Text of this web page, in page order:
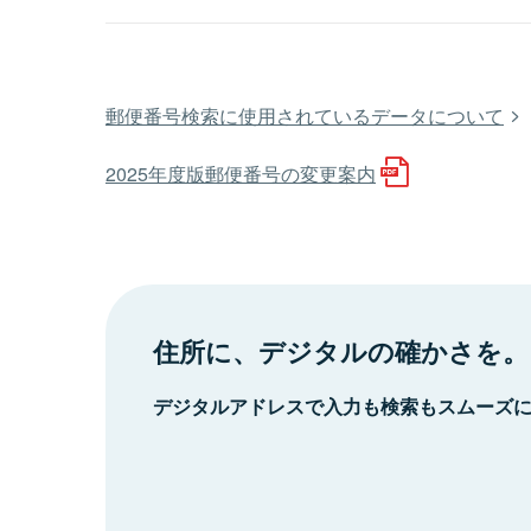
郵便番号検索に使用されているデータについて
2025年度版郵便番号の変更案内
住所に、デジタルの確かさを。
デジタルアドレスで入力も検索もスムーズ